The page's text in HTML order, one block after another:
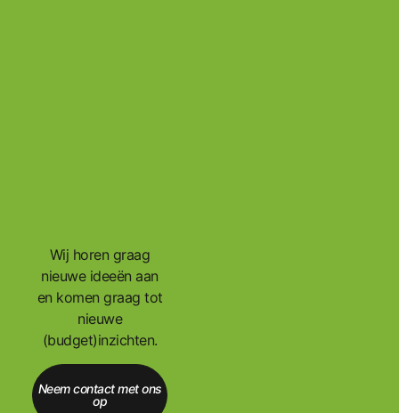
Wij horen graag
nieuwe ideeën aan
en komen graag tot
nieuwe
(budget)inzichten.
Neem contact met ons
op